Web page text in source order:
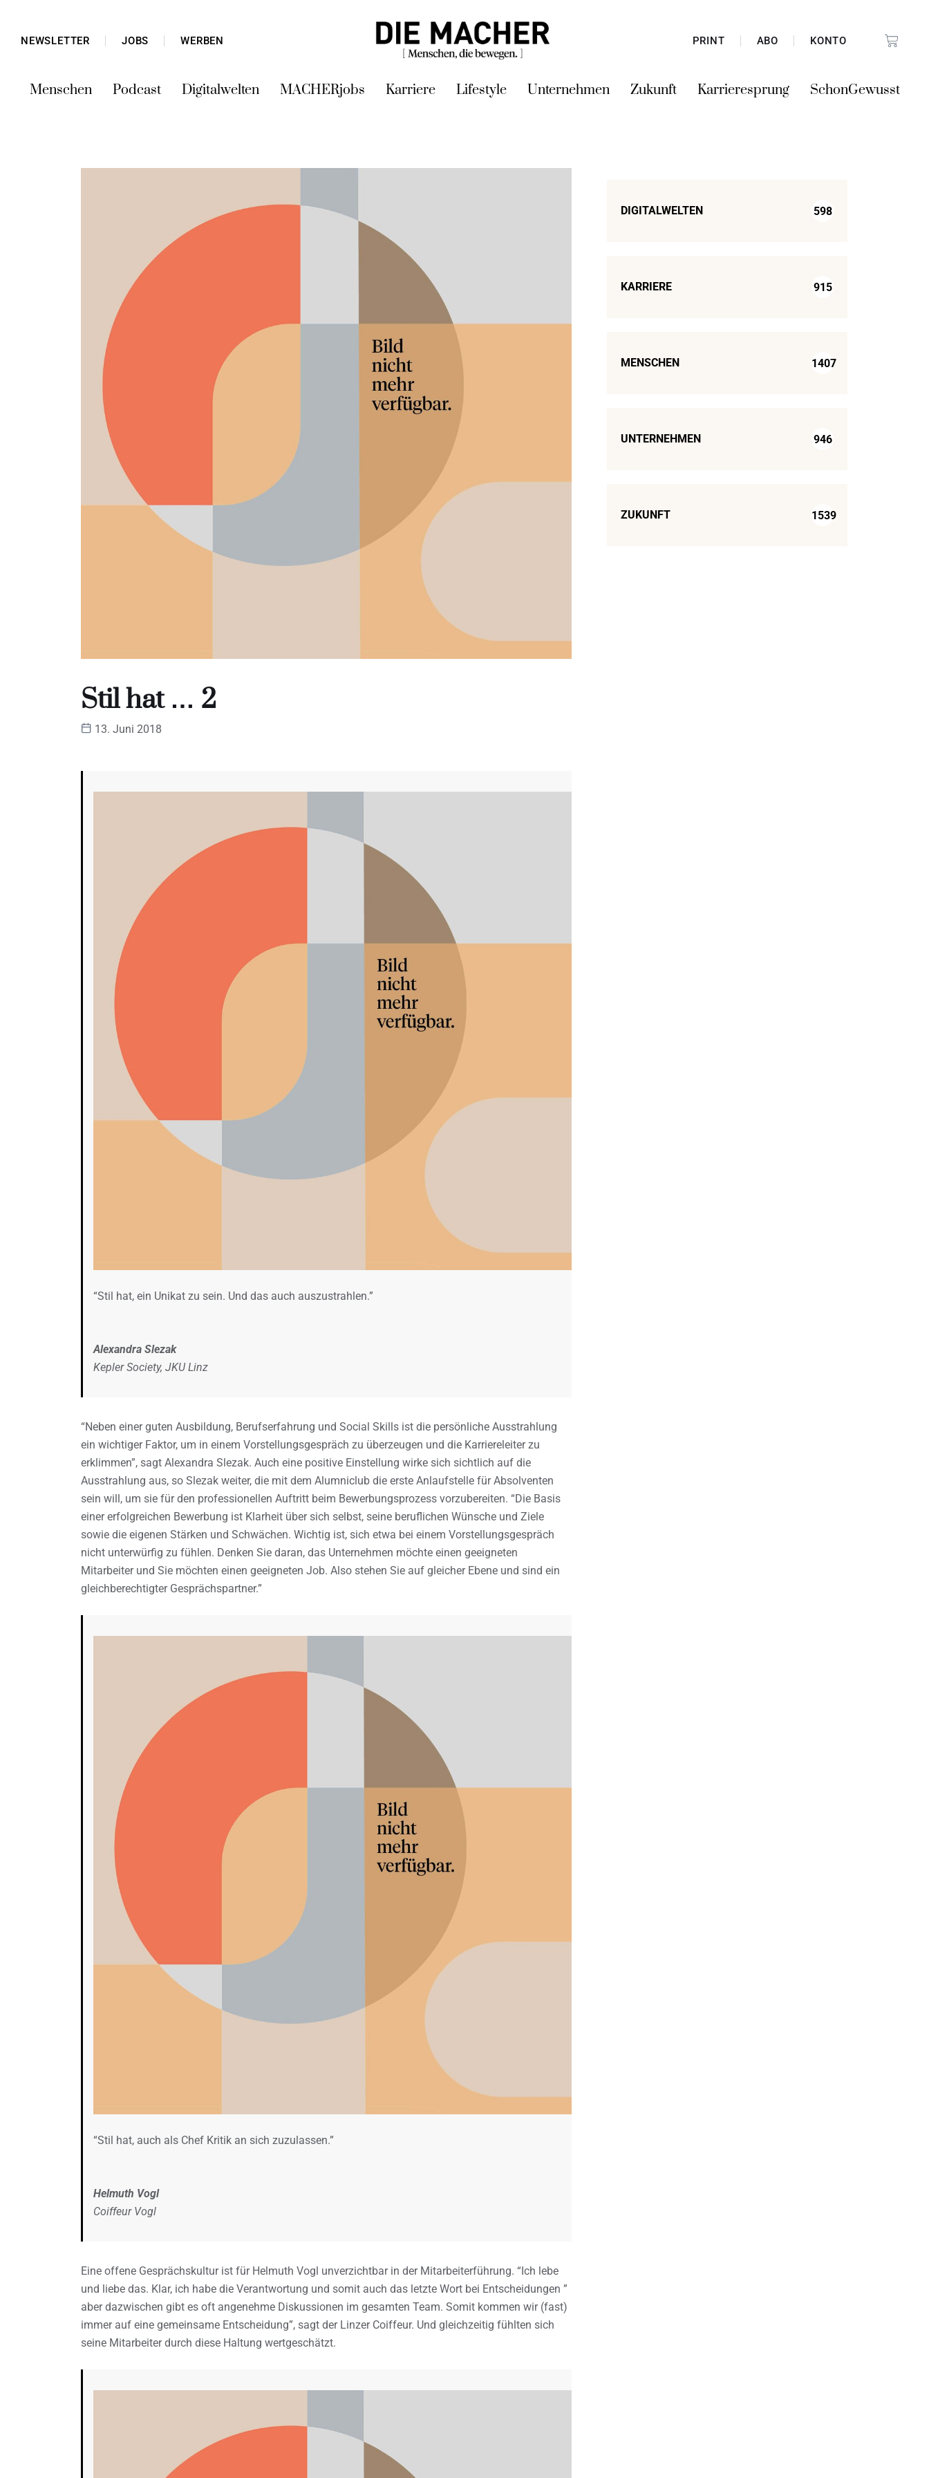
NEWSLETTER JOBS WERBEN PRINT ABO KONTO
Menschen Podcast Digitalwelten MACHERjobs Karriere Lifestyle Unternehmen Zukunft Karrieresprung SchonGewusst
Stil hat … 2
13. Juni 2018
“Stil hat, ein Unikat zu sein. Und das auch auszustrahlen.”
Alexandra Slezak
Kepler Society, JKU Linz
“Neben einer guten Ausbildung, Berufserfahrung und Social Skills ist die persönliche Ausstrahlung
ein wichtiger Faktor, um in einem Vorstellungsgespräch zu überzeugen und die Karriereleiter zu
erklimmen”, sagt Alexandra Slezak. Auch eine positive Einstellung wirke sich sichtlich auf die
Ausstrahlung aus, so Slezak weiter, die mit dem Alumniclub die erste Anlaufstelle für Absolventen
sein will, um sie für den professionellen Auftritt beim Bewerbungsprozess vorzubereiten. “Die Basis
einer erfolgreichen Bewerbung ist Klarheit über sich selbst, seine beruflichen Wünsche und Ziele
sowie die eigenen Stärken und Schwächen. Wichtig ist, sich etwa bei einem Vorstellungsgespräch
nicht unterwürfig zu fühlen. Denken Sie daran, das Unternehmen möchte einen geeigneten
Mitarbeiter und Sie möchten einen geeigneten Job. Also stehen Sie auf gleicher Ebene und sind ein
gleichberechtigter Gesprächspartner.”
“Stil hat, auch als Chef Kritik an sich zuzulassen.”
Helmuth Vogl
Coiffeur Vogl
Eine offene Gesprächskultur ist für Helmuth Vogl unverzichtbar in der Mitarbeiterführung. “Ich lebe
und liebe das. Klar, ich habe die Verantwortung und somit auch das letzte Wort bei Entscheidungen ”
aber dazwischen gibt es oft angenehme Diskussionen im gesamten Team. Somit kommen wir (fast)
immer auf eine gemeinsame Entscheidung”, sagt der Linzer Coiffeur. Und gleichzeitig fühlten sich
seine Mitarbeiter durch diese Haltung wertgeschätzt.
DIGITALWELTEN 598
KARRIERE 915
MENSCHEN 1407
UNTERNEHMEN 946
ZUKUNFT 1539